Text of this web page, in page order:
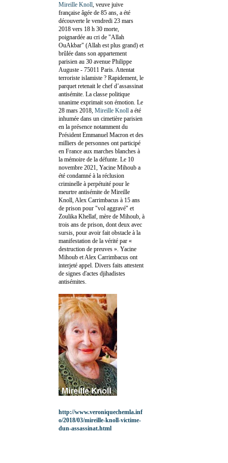
Mireille Knoll , veuve juive
française âgée de 85 ans, a été
découverte le vendredi 23 mars
2018 vers 18 h 30 morte,
poignardée au cri de "Allah
OuAkbar" (Allah est plus grand) et
brûlée dans son appartement
parisien au 30 avenue Philippe
Auguste - 75011 Paris. Attentat
terroriste islamiste ? Rapidement, le
parquet retenait le chef d’assassinat
antisémite. La classe politique
unanime exprimait son émotion. Le
28 mars 2018, Mireille Knoll a été
inhumée dans un cimetière parisien
en la présence notamment du
Président Emmanuel Macron et des
milliers de personnes ont participé
en France aux marches blanches à
la mémoire de la défunte. Le 10
novembre 2021, Yacine Mihoub a
été condamné à la réclusion
criminelle à perpétuité pour le
meurtre antisémite de Mireille
Knoll, Alex Carrimbacus à 15 ans
de prison pour "vol aggravé" et
Zoulika Khellaf, mère de Mihoub, à
trois ans de prison, dont deux avec
sursis, pour avoir fait obstacle à la
manifestation de la vérité par «
destruction de preuves ». Yacine
Mihoub et Alex Carrimbacus ont
interjeté appel. Divers faits attestent
de signes d'actes djihadistes
antisémites.
http://www.veroniquechemla.inf
o/2018/03/mireille-knoll-victime-
dun-assassinat.html